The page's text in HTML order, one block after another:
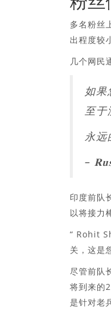
多名粉丝
出程度较
几个网民
如
至于
永远
–
印度前队
以将接力
“ Rohit
关，这是
尽管前队
将到来的
是针对老